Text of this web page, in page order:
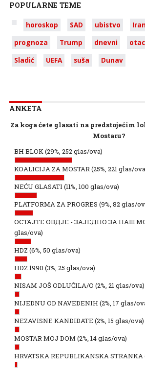
POPULARNE TEME
horoskop SAD ubistvo Iran
prognoza
Trump dnevni otac
Sladić
UEFA suša Dunav
ANKETA
Za koga ćete glasati na predstojećim
Mostaru?
BH BLOK(29%, 252 glas/ova)
KOALICIJA ZA MOSTAR(25%, 221 glas/
NEĆU GLASATI (11%, 100 glas/ova)
PLATFORMA ZA PROGRES (9%, 82 glas/
ОСТАЈТЕ ОВДЈЕ - ЗАЈЕДНО ЗА НАШ
glas/ova)
HDZ (6%, 50 glas/ova)
HDZ 1990 (3%, 25 glas/ova)
NISAM JOŠ ODLUČILA/O (2%, 21 glas/ova)
NIJEDNU OD NAVEDENIH (2%, 17 glas/
NEZAVISNE KANDIDATE (2%, 15 glas/ova)
MOSTAR MOJ DOM (2%, 14 glas/ova)
HRVATSKA REPUBLIKANSKA STRANKA